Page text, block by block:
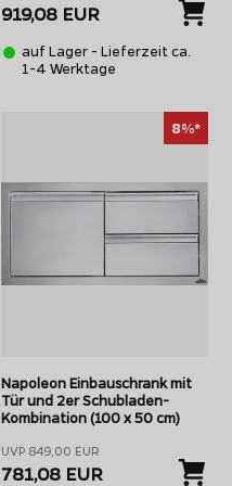
919,08 EUR
auf Lager - Lieferzeit ca.
1-4 Werktage
8%*
Napoleon Einbauschrank mit
Tür und 2er Schubladen-
Kombination (100 x 50 cm)
UVP 849,00 EUR
781,08 EUR